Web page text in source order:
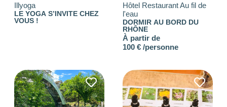
Illyoga
LE YOGA S’INVITE CHEZ
VOUS !
Hôtel Restaurant Au fil de
l'eau
DORMIR AU BORD DU
RHÔNE
À partir de
100 € /personne
PERSONNE
NOMBRE DE
PERSONNES